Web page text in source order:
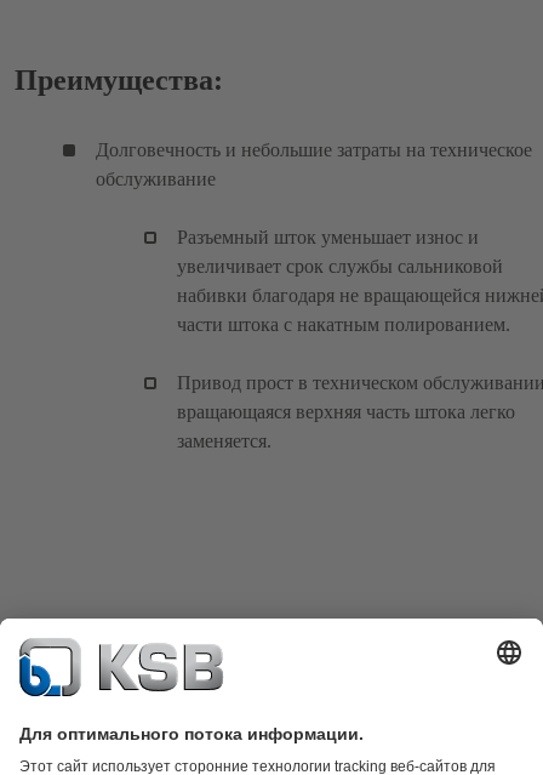
Преимущества:
Долговечность и небольшие затраты на техническое
обслуживание
Разъемный шток уменьшает износ и
увеличивает срок службы сальниковой
набивки благодаря не вращающейся
части штока с накатным полированием.
Привод прост в техническом
вращающаяся верхняя часть штока легко
заменяется.